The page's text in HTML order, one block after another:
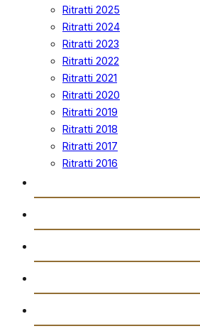
Ritratti 2025
Ritratti 2024
Ritratti 2023
Ritratti 2022
Ritratti 2021
Ritratti 2020
Ritratti 2019
Ritratti 2018
Ritratti 2017
Ritratti 2016